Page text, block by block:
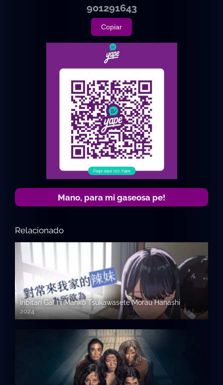
901291643
Copiar
Mano, para mi gaseosa pe!
Relacionado
Iribitari Gal ni Manko Tsukawasete Morau Hanashi
2024